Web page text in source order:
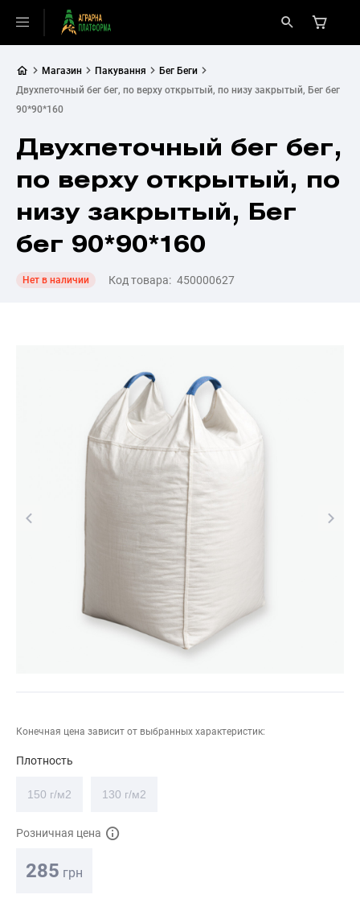
Магазин Пакування
Бег Беги
Двухпеточный бег бег, по верху открытый, по низу закрытый, Бег бег
90*90*160
Двухпеточный бег бег,
по верху открытый, по
низу закрытый, Бег
бег 90*90*160
Нет в наличии Код товара: 450000627
Конечная цена зависит от выбранных характеристик:
Плотность
150 г/м2 130 г/м2
Розничная цена
285 грн